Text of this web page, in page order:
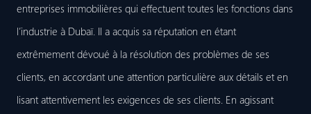
entreprises immobilières qui effectuent toutes les fonctions dans
l’industrie à Dubaï. Il a acquis sa réputation en étant
extrêmement dévoué à la résolution des problèmes de ses
clients, en accordant une attention particulière aux détails et en
lisant attentivement les exigences de ses clients. En agissant